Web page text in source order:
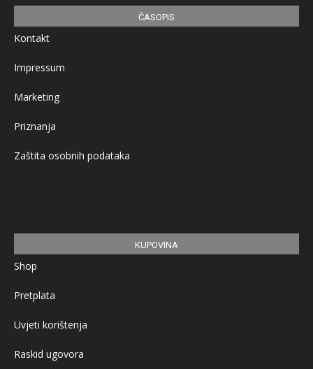
ČASOPIS
Kontakt
Impressum
Marketing
Priznanja
Zaštita osobnih podataka
KUPOVINA
Shop
Pretplata
Uvjeti korištenja
Raskid ugovora